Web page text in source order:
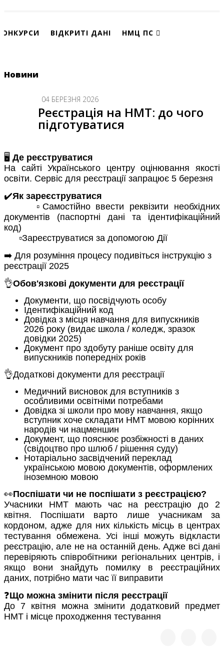
ВІДКРИТІ ДАНІ НМЦ ПС
Новини
04 БЕРЕЗНЯ 2026
Реєстрація на НМТ: до чого
підготуватися
🖥 Де реєструватися
На сайті Українського центру оцінювання якості
освіти. Сервіс для реєстрації запрацює 5 березня
✔️Як зареєструватися
▫️Самостійно ввести реквізити необхідних
документів (паспортні дані та ідентифікаційний
код)
▫️Зареєструватися за допомогою Дії
➡️ Для розуміння процесу подивіться інструкцію з
реєстрації 2025
👌Обов'язкові документи для реєстрації
Документи, що посвідчують особу
Ідентифікаційний код
Довідка з місця навчання для випускників
2026 року (видає школа / коледж, зразок
довідки 2025)
Документ про здобуту раніше освіту для
випускників попередніх років
👌Додаткові документи для реєстрації
Медичний висновок для вступників з
особливими освітніми потребами
Довідка зі школи про мову навчання, якщо
вступник хоче складати НМТ мовою корінних
народів чи нацменшин
Документ, що пояснює розбіжності в даних
(свідоцтво про шлюб / рішення суду)
Нотаріально засвідчений переклад
українською мовою документів, оформлених
іноземною мовою
👀Поспішати чи не поспішати з реєстрацією?
Учасники НМТ мають час на реєстрацію до 2
квітня. Поспішати варто лише учасникам за
кордоном, адже для них кількість місць в центрах
тестування обмежена. Усі інші можуть відкласти
реєстрацію, але не на останній день. Адже всі дані
перевіряють співробітники регіональних центрів, і
якщо вони знайдуть помилку в реєстраційних
даних, потрібно мати час її виправити
❓Що можна змінити після реєстрації
До 7 квітня можна змінити додатковий предмет
НМТ і місце проходження тестування